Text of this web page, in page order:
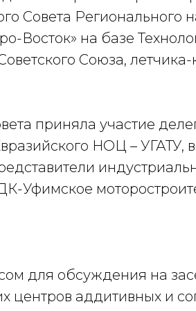
Совета Регионального
Восток» на базе
Союза,
приняла участие
НОЦ – УГАТУ,
Уфимское
для обсуждения на
центров аддитивных и